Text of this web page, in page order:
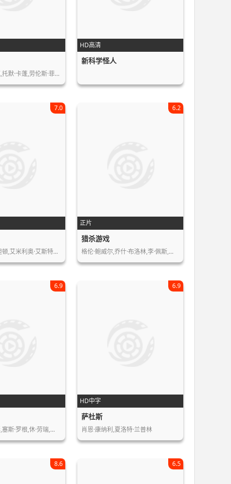
托默·卡蓬,劳伦斯·菲…
HD高清
新科学怪人
7.0
顿,艾米利奥·艾斯特…
正片
6.2
猎杀游戏
格伦·鲍威尔,乔什·布洛林,李·佩斯,…
6.9
斯·罗根,休·劳瑞,…
HD中字
6.9
萨杜斯
肖恩·康纳利,夏洛特·兰普林
8.6 6.5